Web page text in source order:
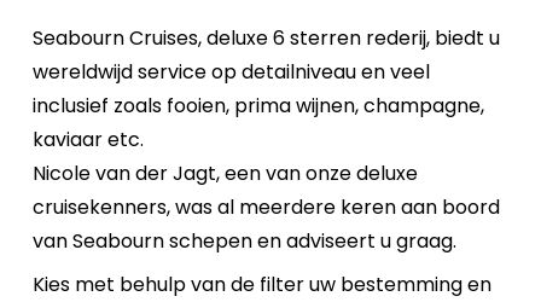
Seabourn Cruises, deluxe 6 sterren rederij, biedt u
wereldwijd service op detailniveau en veel
inclusief zoals fooien, prima wijnen, champagne,
kaviaar etc.
Nicole van der Jagt, een van onze deluxe
cruisekenners, was al meerdere keren aan boord
van Seabourn schepen en adviseert u graag.
Kies met behulp van de filter uw bestemming en